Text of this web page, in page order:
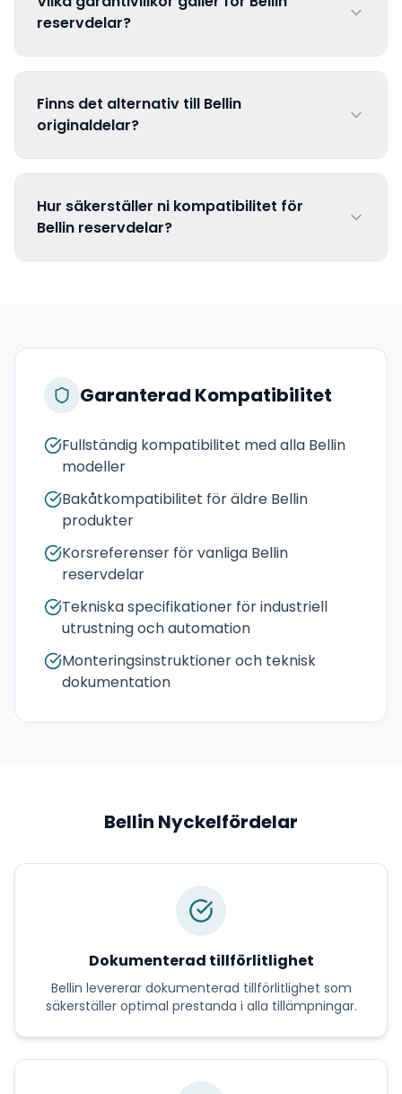
reservdelar?
Finns det alternativ till Bellin
originaldelar?
Hur säkerställer ni kompatibilitet för
Bellin reservdelar?
Garanterad Kompatibilitet
Fullständig kompatibilitet med alla Bellin
modeller
Bakåtkompatibilitet för äldre Bellin
produkter
Korsreferenser för vanliga Bellin
reservdelar
Tekniska specifikationer för industriell
utrustning och automation
Monteringsinstruktioner och teknisk
dokumentation
Bellin Nyckelfördelar
Dokumenterad tillförlitlighet
Bellin levererar dokumenterad tillförlitlighet som
säkerställer optimal prestanda i alla tillämpningar.